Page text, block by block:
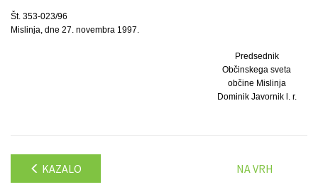
Št. 353-023/96
Mislinja, dne 27. novembra 1997.
Predsednik
Občinskega sveta
občine Mislinja
Dominik Javornik l. r.
KAZALO NA VRH